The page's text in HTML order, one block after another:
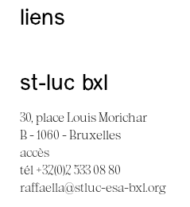
liens
st-luc bxl
30, place Louis Morichar
B - 1060 - Bruxelles
accès
tél +32(0)2 533 08 80
raffaella@stluc-esa-bxl.org